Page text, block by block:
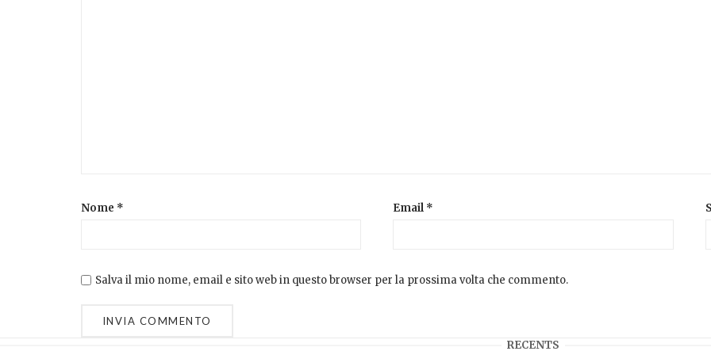
Nome * Email *
Salva il mio nome, email e sito web in questo browser per la prossima volta che commento.
RECENTS